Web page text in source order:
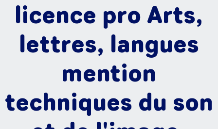
licence pro Arts,
lettres, langues
mention
techniques du son